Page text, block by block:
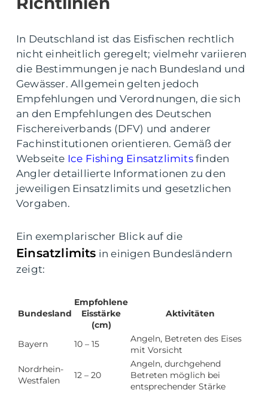
In Deutschland ist das Eisfischen rechtlich
nicht einheitlich geregelt; vielmehr variieren
die Bestimmungen je nach Bundesland und
Gewässer. Allgemein gelten jedoch
Empfehlungen und Verordnungen, die sich
an den Empfehlungen des Deutschen
Fischereiverbands (DFV) und anderer
Fachinstitutionen orientieren. Gemäß der
Webseite Ice Fishing Einsatzlimitsfinden
Angler detaillierte Informationen zu den
jeweiligen Einsatzlimits und gesetzlichen
Vorgaben.
Ein exemplarischer Blick auf die
Einsatzlimits in einigen Bundesländern
zeigt:
Bundesland
Empfohlene
Eisstärke
(cm)
Aktivitäten
Bayern 10 – 15
Angeln, Betreten des Eises
mit Vorsicht
Nordrhein-
Westfalen
12 – 20
Angeln, durchgehend
Betreten möglich bei
entsprechender Stärke